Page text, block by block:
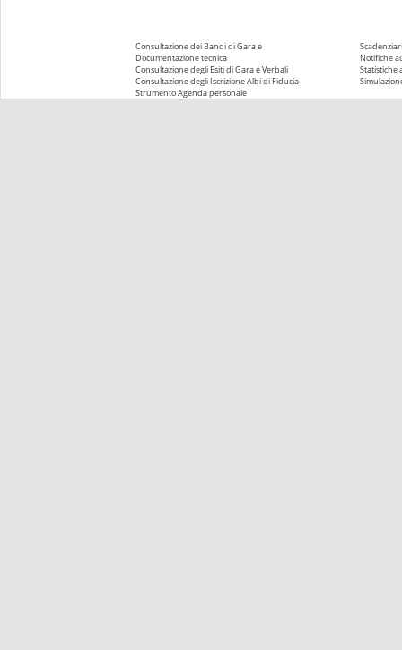
Consultazione dei Bandi di Gara e
Documentazione tecnica
Consultazione degli Esiti di Gara e Verbali
Consultazione degli Iscrizione Albi di Fiducia
Strumento Agenda personale
Notifiche
Statistiche